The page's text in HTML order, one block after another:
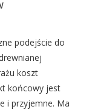
podejście do
koszt
końcowy jest
i przyjemne. Ma